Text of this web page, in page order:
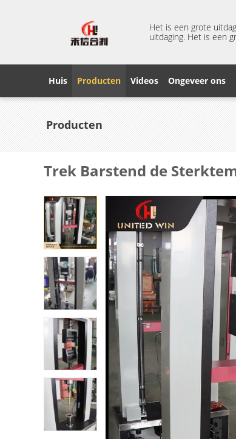
Het is een grote
uitdaging. Het is een
Huis Producten Videos Ongeveer ons
Producten
Trek Barstend de